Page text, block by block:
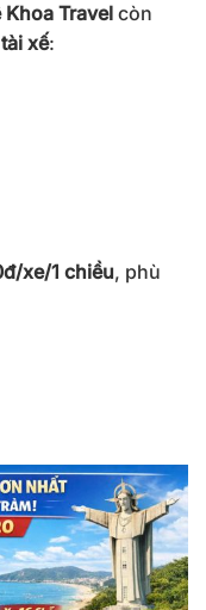
Khoa Travel còn
xế:
xe/1 chiều, phù